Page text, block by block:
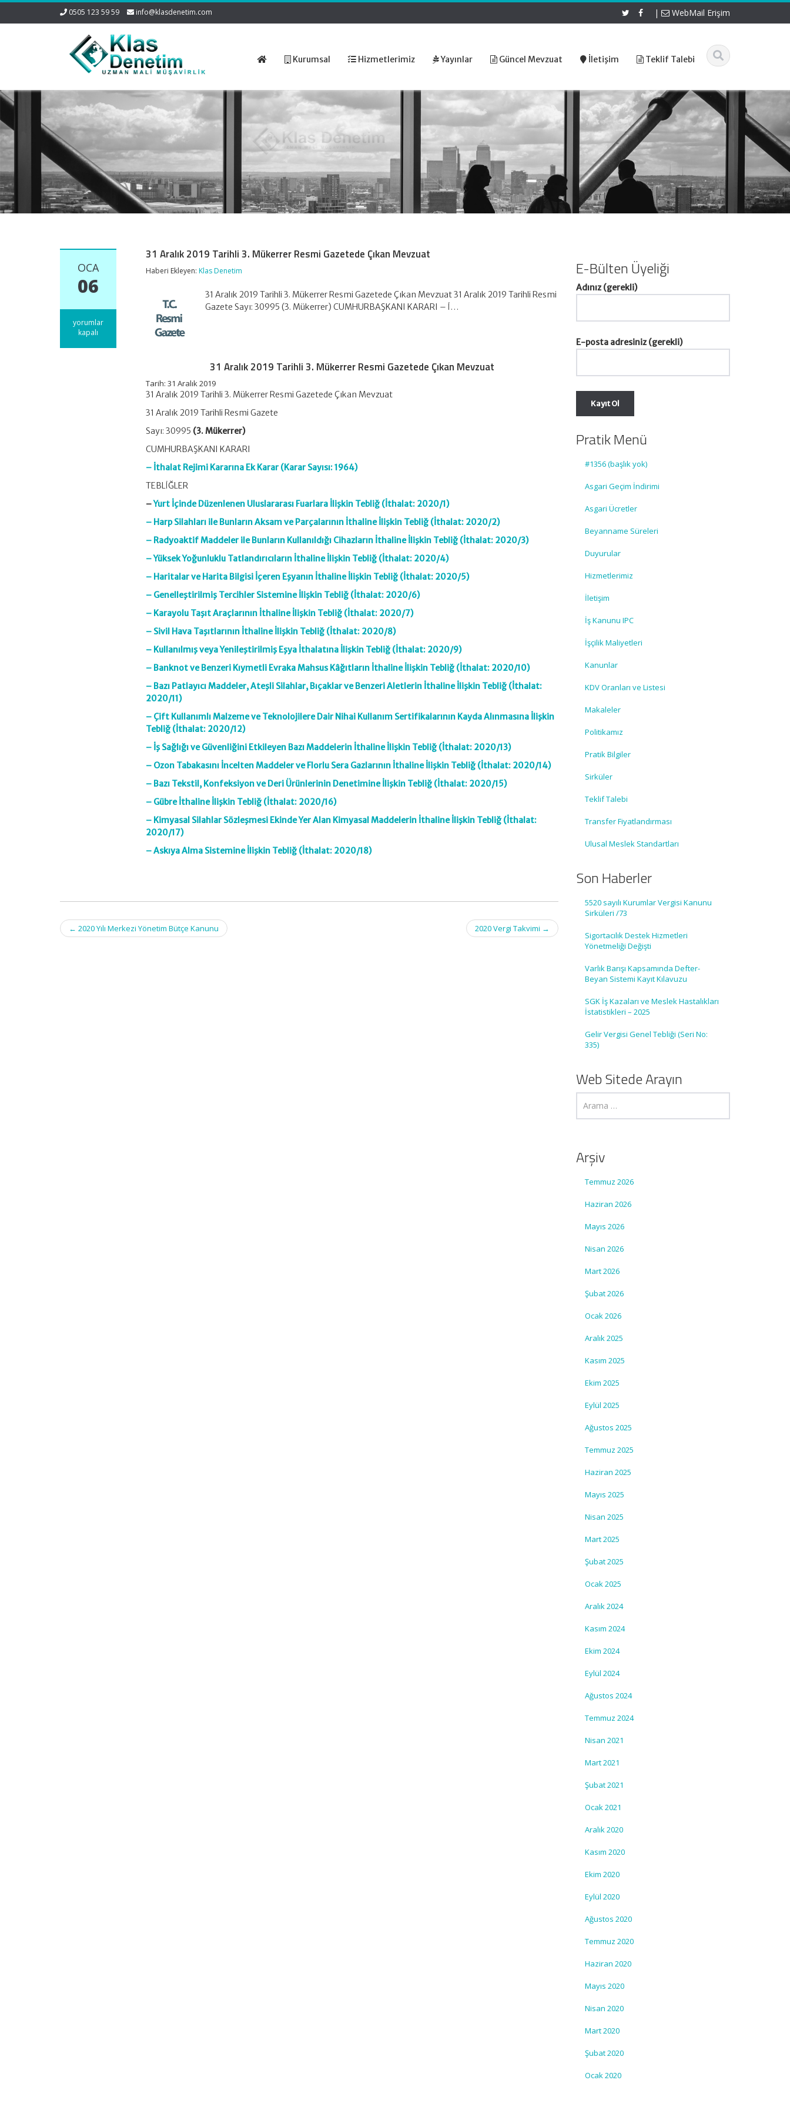
0505 123 59 59 info@klasdenetim.com | WebMail Erişim
Kurumsal Hizmetlerimiz Yayınlar Güncel Mevzuat İletişim Teklif Talebi
OCA
06
31
Aralık
yorumlar
kapalı
31 Aralık 2019 Tarihli 3. Mükerrer Resmi Gazetede Çıkan Mevzuat
Haberi Ekleyen:Klas Denetim
31 Aralık 2019 Tarihli 3. Mükerrer Resmi Gazetede Çıkan Mevzuat 31 Aralık 2019 Tarihli Resmi
Gazete Sayı: 30995 (3. Mükerrer) CUMHURBAŞKANI KARARI – İ…
31 Aralık 2019 Tarihli 3. Mükerrer Resmi Gazetede Çıkan Mevzuat
Tarih: 31 Aralık 2019
31 Aralık 2019 Tarihli 3. Mükerrer Resmi Gazetede Çıkan Mevzuat
31 Aralık 2019 Tarihli Resmi Gazete
Sayı: 30995 (3. Mükerrer)
CUMHURBAŞKANI KARARI
– İthalat Rejimi Kararına Ek Karar (Karar Sayısı: 1964)
TEBLİĞLER
–Yurt İçinde Düzenlenen Uluslararası Fuarlara İlişkin Tebliğ (İthalat: 2020/1)
– Harp Silahları ile Bunların Aksam ve Parçalarının İthaline İlişkin Tebliğ (İthalat: 2020/2)
– Radyoaktif Maddeler ile Bunların Kullanıldığı Cihazların İthaline İlişkin Tebliğ (İthalat: 2020/3)
– Yüksek Yoğunluklu Tatlandırıcıların İthaline İlişkin Tebliğ (İthalat: 2020/4)
– Haritalar ve Harita Bilgisi İçeren Eşyanın İthaline İlişkin Tebliğ (İthalat: 2020/5)
– Genelleştirilmiş Tercihler Sistemine İlişkin Tebliğ (İthalat: 2020/6)
– Karayolu Taşıt Araçlarının İthaline İlişkin Tebliğ (İthalat: 2020/7)
– Sivil Hava Taşıtlarının İthaline İlişkin Tebliğ (İthalat: 2020/8)
– Kullanılmış veya Yenileştirilmiş Eşya İthalatına İlişkin Tebliğ (İthalat: 2020/9)
– Banknot ve Benzeri Kıymetli Evraka Mahsus Kâğıtların İthaline İlişkin Tebliğ (İthalat: 2020/10)
– Bazı Patlayıcı Maddeler, Ateşli Silahlar, Bıçaklar ve Benzeri Aletlerin İthaline İlişkin Tebliğ (İthalat:
2020/11)
– Çift Kullanımlı Malzeme ve Teknolojilere Dair Nihai Kullanım Sertifikalarının Kayda Alınmasına İlişkin
Tebliğ (İthalat: 2020/12)
– İş Sağlığı ve Güvenliğini Etkileyen Bazı Maddelerin İthaline İlişkin Tebliğ (İthalat: 2020/13)
– Ozon Tabakasını İncelten Maddeler ve Florlu Sera Gazlarının İthaline İlişkin Tebliğ (İthalat: 2020/14)
– Bazı Tekstil, Konfeksiyon ve Deri Ürünlerinin Denetimine İlişkin Tebliğ (İthalat: 2020/15)
– Gübre İthaline İlişkin Tebliğ (İthalat: 2020/16)
– Kimyasal Silahlar Sözleşmesi Ekinde Yer Alan Kimyasal Maddelerin İthaline İlişkin Tebliğ (İthalat:
2020/17)
– Askıya Alma Sistemine İlişkin Tebliğ (İthalat: 2020/18)
Post
navigation
← 2020 Yılı Merkezi Yönetim Bütçe Kanunu 2020 Vergi Takvimi →
E-Bülten Üyeliği
Adınız (gerekli)
E-posta adresiniz (gerekli)
Pratik Menü
#1356 (başlık yok)
Asgari Geçim İndirimi
Asgari Ücretler
Beyanname Süreleri
Duyurular
Hizmetlerimiz
İletişim
İş Kanunu IPC
İşçilik Maliyetleri
Kanunlar
KDV Oranları ve Listesi
Makaleler
Politikamız
Pratik Bilgiler
Sirküler
Teklif Talebi
Transfer Fiyatlandırması
Ulusal Meslek Standartları
Son Haberler
5520 sayılı Kurumlar Vergisi Kanunu
Sirküleri /73
Sigortacılık Destek Hizmetleri
Yönetmeliği Değişti
Varlık Barışı Kapsamında Defter-
Beyan Sistemi Kayıt Kılavuzu
SGK İş Kazaları ve Meslek Hastalıkları
İstatistikleri – 2025
Gelir Vergisi Genel Tebliği (Seri No:
335)
Web Sitede Arayın
Arşiv
Temmuz 2026
Haziran 2026
Mayıs 2026
Nisan 2026
Mart 2026
Şubat 2026
Ocak 2026
Aralık 2025
Kasım 2025
Ekim 2025
Eylül 2025
Ağustos 2025
Temmuz 2025
Haziran 2025
Mayıs 2025
Nisan 2025
Mart 2025
Şubat 2025
Ocak 2025
Aralık 2024
Kasım 2024
Ekim 2024
Eylül 2024
Ağustos 2024
Temmuz 2024
Nisan 2021
Mart 2021
Şubat 2021
Ocak 2021
Aralık 2020
Kasım 2020
Ekim 2020
Eylül 2020
Ağustos 2020
Temmuz 2020
Haziran 2020
Mayıs 2020
Nisan 2020
Mart 2020
Şubat 2020
Ocak 2020